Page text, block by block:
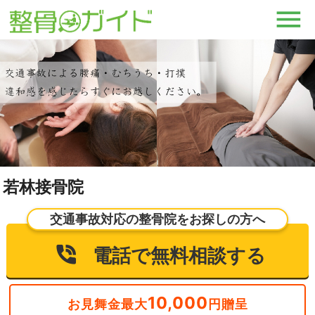
若林接骨院
交通事故対応の整骨院をお探しの方へ
電話で無料相談する
お見舞金最大10,000 円贈呈